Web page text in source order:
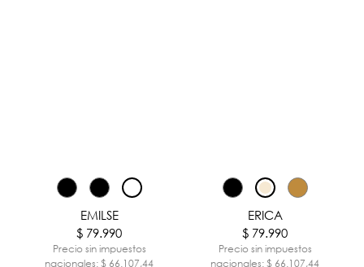
EMILSE
$ 79.990
Precio sin impuestos
nacionales: $ 66.107,44
ERICA
$ 79.990
Precio sin impuestos
nacionales: $ 66.107,44